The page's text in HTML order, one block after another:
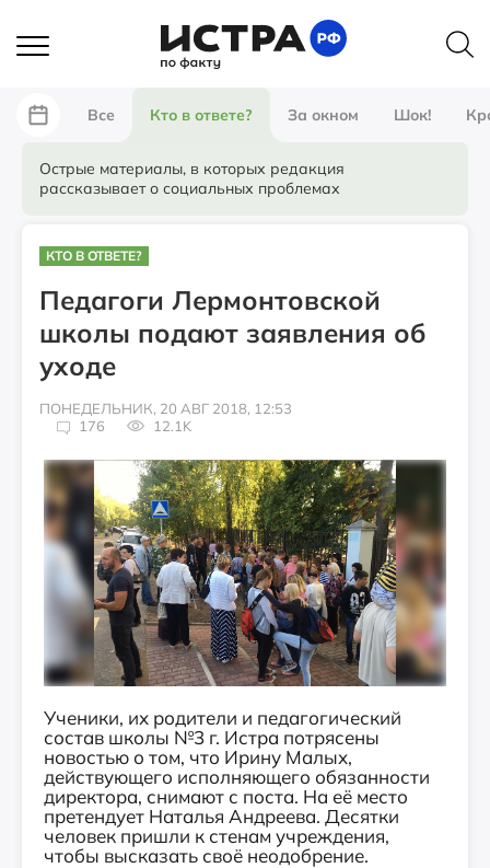
Все Кто в ответе? За окном Шок!
Острые материалы, в которых редакция
рассказывает о социальных проблемах
КТО В ОТВЕТЕ?
Педагоги Лермонтовской
школы подают заявления об
уходе
ПОНЕДЕЛЬНИК, 20 АВГ 2018, 12:53
176
12.1K
Ученики, их родители и педагогический
состав школы №3 г. Истра потрясены
новостью о том, что Ирину Малых,
действующего исполняющего обязанности
директора, снимают с поста. На её место
претендует Наталья Андреева. Десятки
человек пришли к стенам учреждения,
чтобы высказать своё неодобрение.